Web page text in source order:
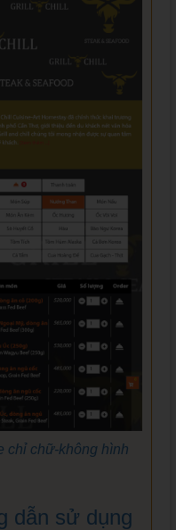
chỉ chữ-không hình
dẫn sử dụng